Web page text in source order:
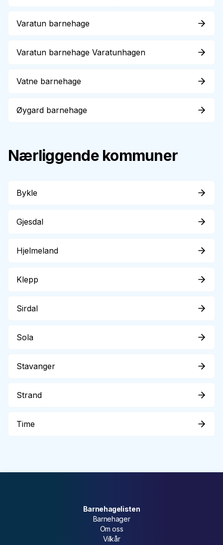
Varatun barnehage
Varatun barnehage Varatunhagen
Vatne barnehage
Øygard barnehage
Nærliggende kommuner
Bykle
Gjesdal
Hjelmeland
Klepp
Sirdal
Sola
Stavanger
Strand
Time
Barnehagelisten
Barnehager
Om oss
Vilkår